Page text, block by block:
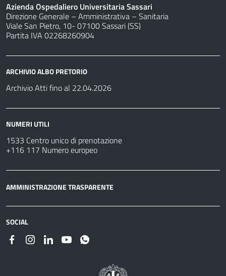
Azienda Ospedaliero Universitaria Sassari
Direzione Generale – Amministrativa – Sanitaria
Viale San Pietro, 10- 07100 Sassari (SS)
Partita IVA 02268260904
ARCHIVIO ALBO PRETORIO
Archivio Atti fino al 22.04.2026
NUMERI UTILI
1533 Centro unico di prenotazione
+116 117 Numero europeo
AMMINISTRAZIONE TRASPARENTE
SOCIAL